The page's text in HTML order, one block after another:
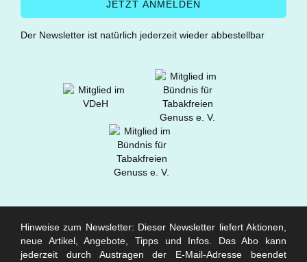
Der Newsletter ist natürlich jederzeit wieder abbestellbar
Hinweise zum Newsletter: Dieser Newsletter liefert Aktionen,
neue Artikel, Angebote, Tipps und Infos. Das Abo kann
jederzeit durch Austragen der E-Mail-Adresse beendet